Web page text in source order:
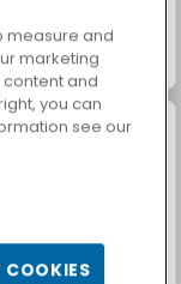
Shooter Classic
Juice Merge
measure and
marketing
and
you can
see our
COOKIES